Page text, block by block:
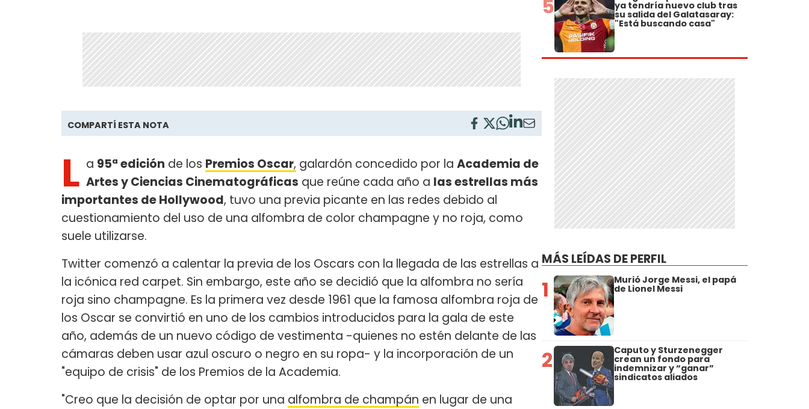
COMPARTÍ ESTA NOTA
L a 95ª edición de los Premios Oscar, galardón concedido por la Academia de
Artes y Ciencias Cinematográficas que reúne cada año a las estrellas más
importantes de Hollywood, tuvo una previa picante en las redes debido al
cuestionamiento del uso de una alfombra de color champagne y no roja, como
suele utilizarse.
Twitter comenzó a calentar la previa de los Oscars con la llegada de las estrellas a
la icónica red carpet. Sin embargo, este año se decidió que la alfombra no sería
roja sino champagne. Es la primera vez desde 1961 que la famosa alfombra roja de
los Oscar se convirtió en uno de los cambios introducidos para la gala de este
año, además de un nuevo código de vestimenta -quienes no estén delante de las
cámaras deben usar azul oscuro o negro en su ropa- y la incorporación de un
"equipo de crisis" de los Premios de la Academia.
"Creo que la decisión de optar por una alfombra de champán en lugar de una
5 ya tendría nuevo club tras
su salida del Galatasaray:
"Está buscando casa"
MÁS LEÍDAS DE PERFIL
1 Murió Jorge Messi, el papá
de Lionel Messi
2 Caputo y Sturzenegger
crean un fondo para
indemnizar y “ganar”
sindicatos aliados